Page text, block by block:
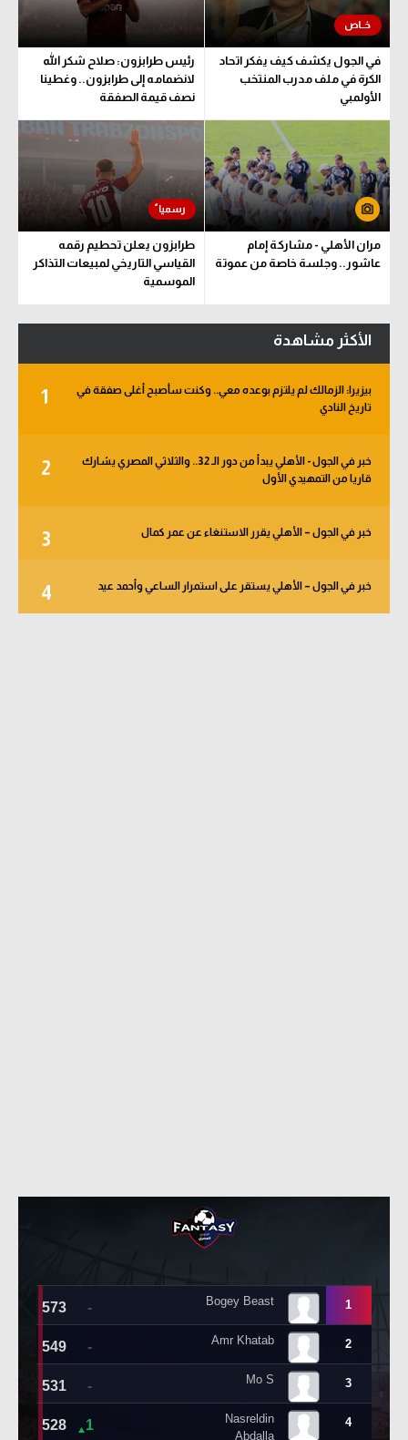
في الجول يكشف كيف يفكر اتحاد
الكرة في ملف مدرب المنتخب
الأولمبي
رئيس طرابزون: صلاح شكر الله
لانضمامه إلى طرابزون.. وغطينا
نصف قيمة الصفقة
مران الأهلي - مشاركة إمام
عاشور.. وجلسة خاصة من عموتة
طرابزون يعلن تحطيم رقمه
القياسي التاريخي لمبيعات التذاكر
الموسمية
الأكثر مشاهدة
1
بيزيرا: الزمالك لم يلتزم بوعده معي.. وكنت سأصبح أغلى صفقة في
تاريخ النادي
2
خبر في الجول - الأهلي يبدأ من دور الـ 32.. والثلاثي المصري يشارك
قاريا من التمهيدي الأول
3 خبر في الجول – الأهلي يقرر الاستنغاء عن عمر كمال
4 خبر في الجول – الأهلي يستقر على استمرار الساعي وأحمد عيد